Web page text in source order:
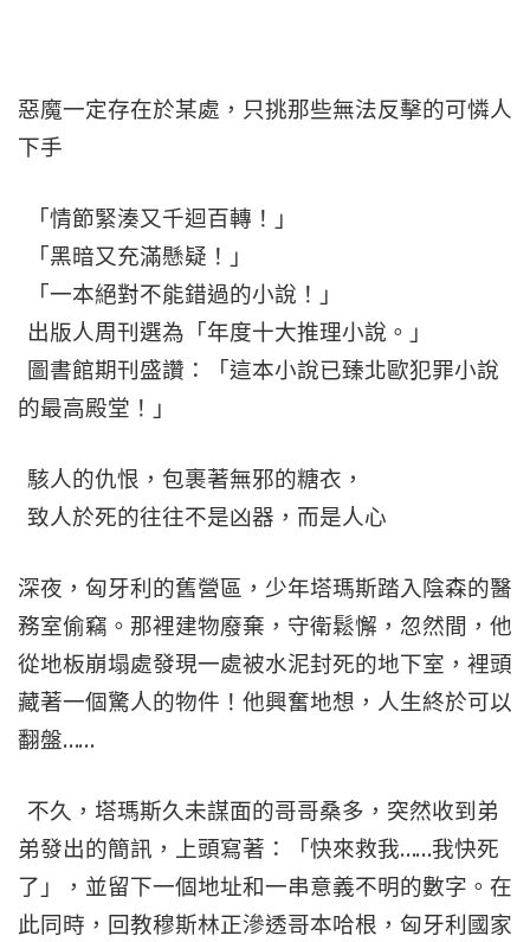
惡魔一定存在於某處，只挑那些無法反擊的可憐人
下手
「情節緊湊又千迴百轉！」
「黑暗又充滿懸疑！」
「一本絕對不能錯過的小說！」
出版人周刊選為「年度十大推理小說。」
圖書館期刊盛讚：「這本小說已臻北歐犯罪小說
的最高殿堂！」
駭人的仇恨，包裹著無邪的糖衣，
致人於死的往往不是凶器，而是人心
深夜，匈牙利的舊營區，少年塔瑪斯踏入陰森的醫
務室偷竊。那裡建物廢棄，守衛鬆懈，忽然間，他
從地板崩塌處發現一處被水泥封死的地下室，裡頭
藏著一個驚人的物件！他興奮地想，人生終於可以
翻盤……
不久，塔瑪斯久未謀面的哥哥桑多，突然收到弟
弟發出的簡訊，上頭寫著：「快來救我……我快死
了」，並留下一個地址和一串意義不明的數字。在
此同時，回教穆斯林正滲透哥本哈根，匈牙利國家